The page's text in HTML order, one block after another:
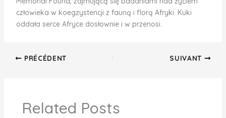
człowieka w koegzystencji z fauną i florą Afryki. Kuki
oddała serce Afryce dosłownie i w przenosi.
PRÉCÉDENT SUIVANT
Related Posts